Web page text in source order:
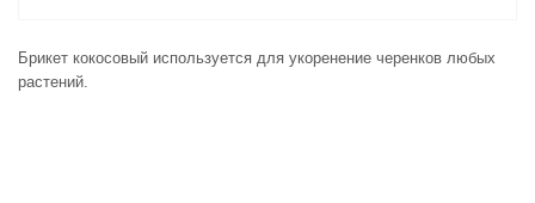
Брикет кокосовый используется для укоренение черенков любых
растений.